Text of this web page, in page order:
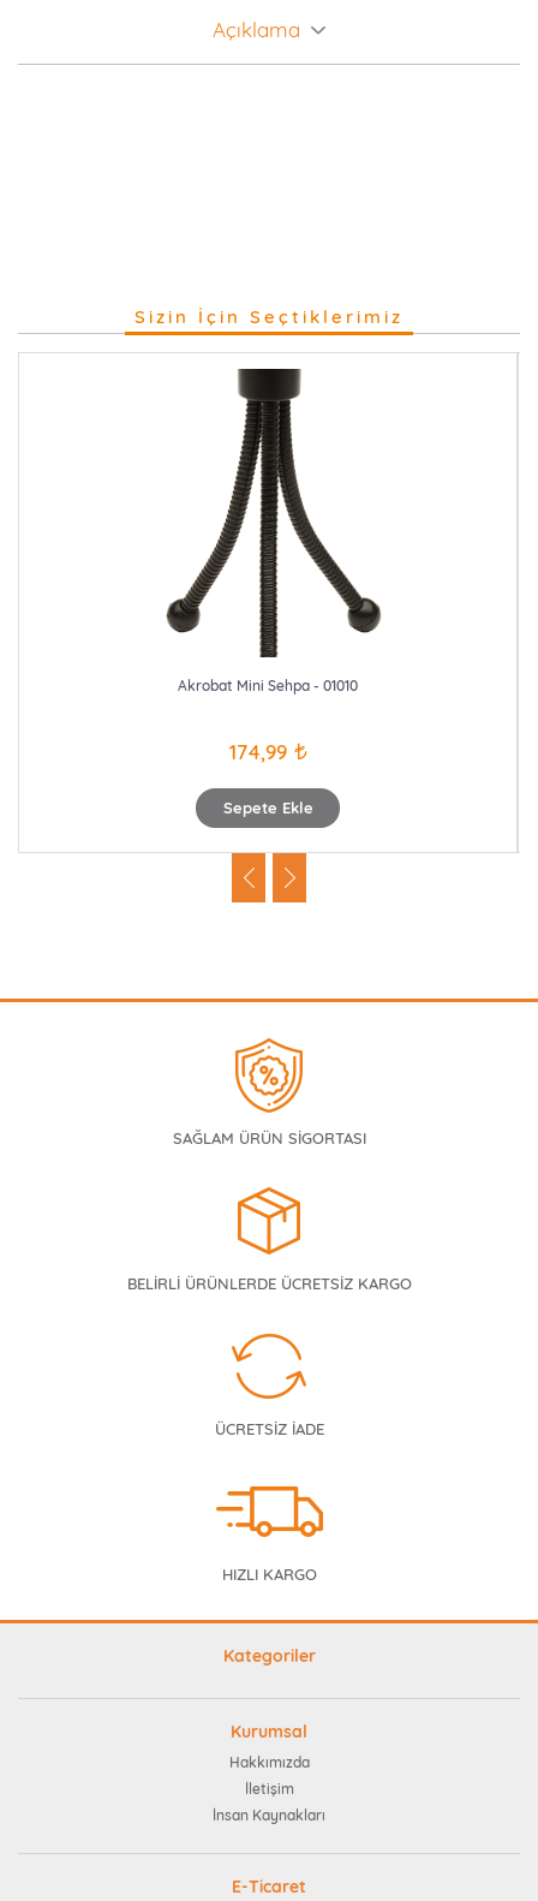
Açıklama
Sizin İçin Seçtiklerimiz
Sepete Ekle
Akrobat Mini Sehpa - 01010
174,99
SAĞLAM ÜRÜN SİGORTASI
BELİRLİ ÜRÜNLERDE ÜCRETSİZ KARGO
ÜCRETSİZ İADE
HIZLI KARGO
Kategoriler
Kurumsal
Hakkımızda
İletişim
İnsan Kaynakları
E-Ticaret